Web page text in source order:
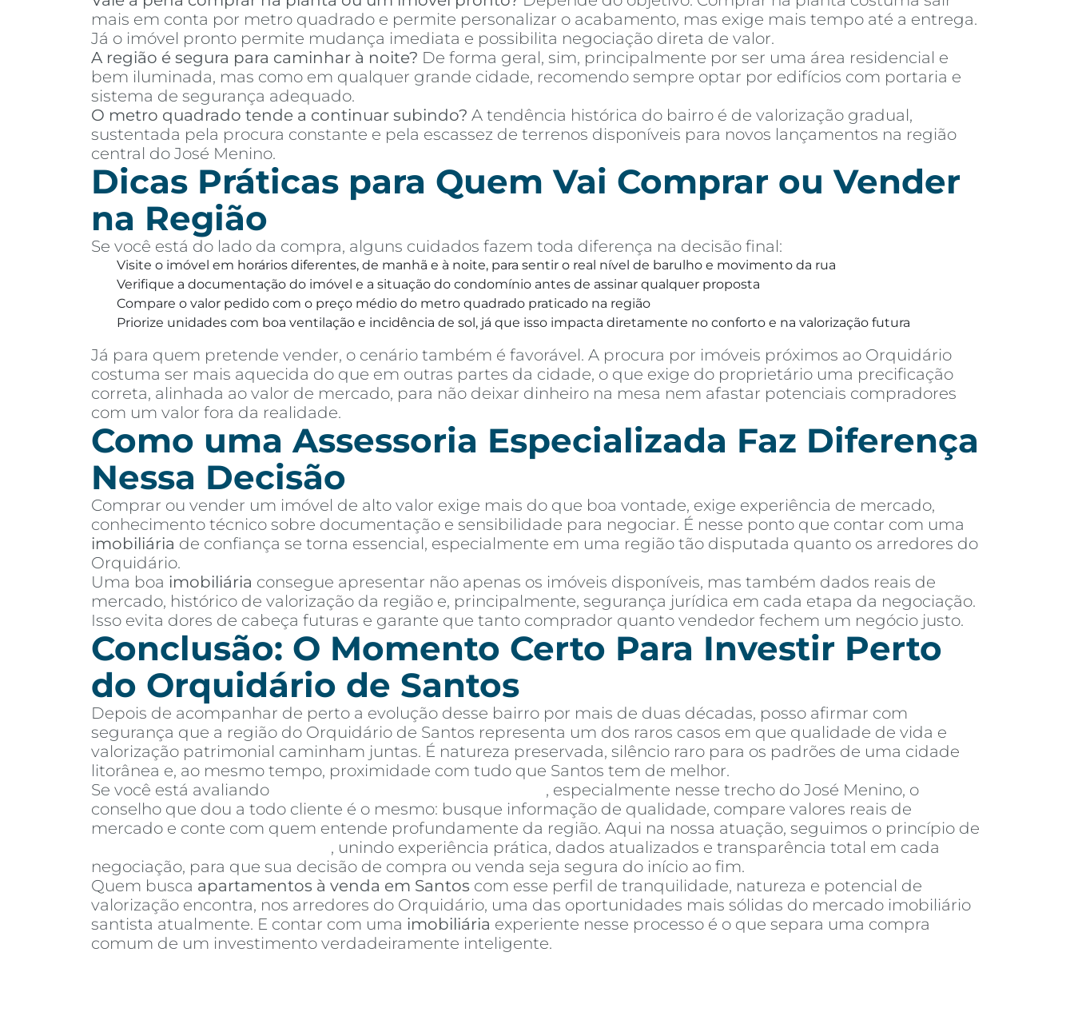
mais em conta por metro quadrado e permite personalizar o acabamento, mas exige mais tempo até a entrega.
Já o imóvel pronto permite mudança imediata e possibilita negociação direta de valor.
A região é segura para caminhar à noite? De forma geral, sim, principalmente por ser uma área residencial e
bem iluminada, mas como em qualquer grande cidade, recomendo sempre optar por edifícios com portaria e
sistema de segurança adequado.
O metro quadrado tende a continuar subindo? A tendência histórica do bairro é de valorização gradual,
sustentada pela procura constante e pela escassez de terrenos disponíveis para novos lançamentos na região
central do José Menino.
Dicas Práticas para Quem Vai Comprar ou Vender
na Região
Se você está do lado da compra, alguns cuidados fazem toda diferença na decisão final:
Visite o imóvel em horários diferentes, de manhã e à noite, para sentir o real nível de barulho e movimento da rua
Verifique a documentação do imóvel e a situação do condomínio antes de assinar qualquer proposta
Compare o valor pedido com o preço médio do metro quadrado praticado na região
Priorize unidades com boa ventilação e incidência de sol, já que isso impacta diretamente no conforto e na valorização futura
Já para quem pretende vender, o cenário também é favorável. A procura por imóveis próximos ao Orquidário
costuma ser mais aquecida do que em outras partes da cidade, o que exige do proprietário uma precificação
correta, alinhada ao valor de mercado, para não deixar dinheiro na mesa nem afastar potenciais compradores
com um valor fora da realidade.
Como uma Assessoria Especializada Faz Diferença
Nessa Decisão
Comprar ou vender um imóvel de alto valor exige mais do que boa vontade, exige experiência de mercado,
conhecimento técnico sobre documentação e sensibilidade para negociar. É nesse ponto que contar com uma
imobiliária de confiança se torna essencial, especialmente em uma região tão disputada quanto os arredores do
Orquidário.
Uma boa imobiliária consegue apresentar não apenas os imóveis disponíveis, mas também dados reais de
mercado, histórico de valorização da região e, principalmente, segurança jurídica em cada etapa da negociação.
Isso evita dores de cabeça futuras e garante que tanto comprador quanto vendedor fechem um negócio justo.
Conclusão: O Momento Certo Para Investir Perto
do Orquidário de Santos
Depois de acompanhar de perto a evolução desse bairro por mais de duas décadas, posso afirmar com
segurança que a região do Orquidário de Santos representa um dos raros casos em que qualidade de vida e
valorização patrimonial caminham juntas. É natureza preservada, silêncio raro para os padrões de uma cidade
litorânea e, ao mesmo tempo, proximidade com tudo que Santos tem de melhor.
Se você está avaliando
, especialmente nesse trecho do José Menino, o
conselho que dou a todo cliente é o mesmo: busque informação de qualidade, compare valores reais de
mercado e conte com quem entende profundamente da região. Aqui na nossa atuação, seguimos o princípio de
, unindo experiência prática, dados atualizados e transparência total em cada
negociação, para que sua decisão de compra ou venda seja segura do início ao fim.
Quem busca apartamentos à venda em Santos com esse perfil de tranquilidade, natureza e potencial de
valorização encontra, nos arredores do Orquidário, uma das oportunidades mais sólidas do mercado imobiliário
santista atualmente. E contar com uma imobiliária experiente nesse processo é o que separa uma compra
comum de um investimento verdadeiramente inteligente.